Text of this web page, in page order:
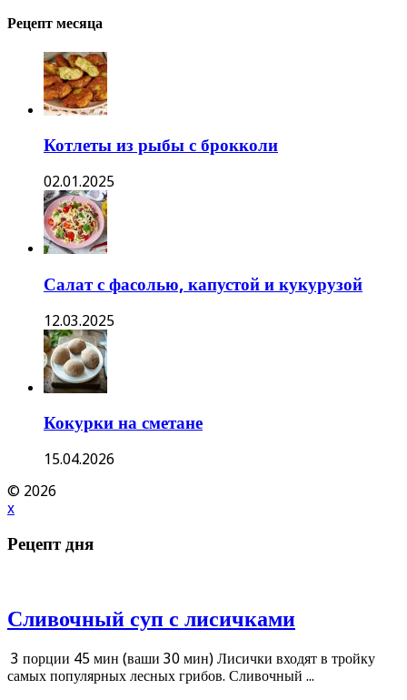
Рецепт месяца
Котлеты из рыбы с брокколи
02.01.2025
Салат с фасолью, капустой и кукурузой
12.03.2025
Кокурки на сметане
15.04.2026
© 2026
x
Рецепт дня
Сливочный суп с лисичками
3 порции 45 мин (ваши 30 мин) Лисички входят в тройку
самых популярных лесных грибов. Сливочный ...